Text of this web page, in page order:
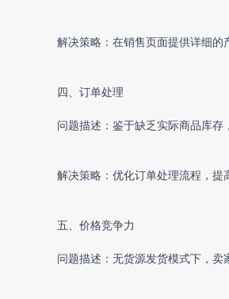
解决策略：在销售页面提供详细的
四、订单处理
问题描述：鉴于缺乏实际商品库存
解决策略：优化订单处理流程，提
五、价格竞争力
问题描述： 无货源发货模式下，卖